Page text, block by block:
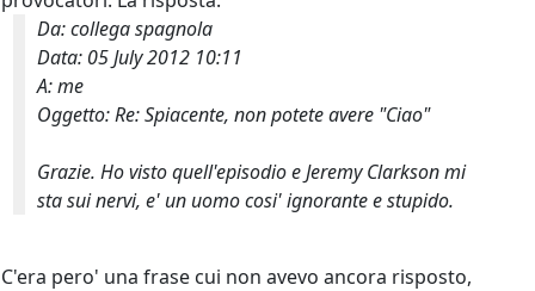
Da: collega spagnola
Data: 05 July 2012 10:11
A: me
Oggetto: Re: Spiacente, non potete avere "Ciao"
Grazie. Ho visto quell'episodio e Jeremy Clarkson mi
sta sui nervi, e' un uomo cosi' ignorante e stupido.
C'era pero' una frase cui non avevo ancora risposto,